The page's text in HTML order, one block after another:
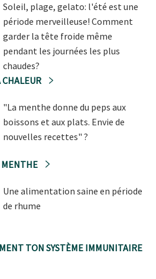
Soleil, plage, gelato: l'été est une
période merveilleuse! Comment
garder la tête froide même
pendant les journées les plus
chaudes?
"La menthe donne du peps aux
boissons et aux plats. Envie de
nouvelles recettes" ?
MENTHE
Une alimentation saine en période
de rhume
TON SYSTÈME IMMUNITAIRE